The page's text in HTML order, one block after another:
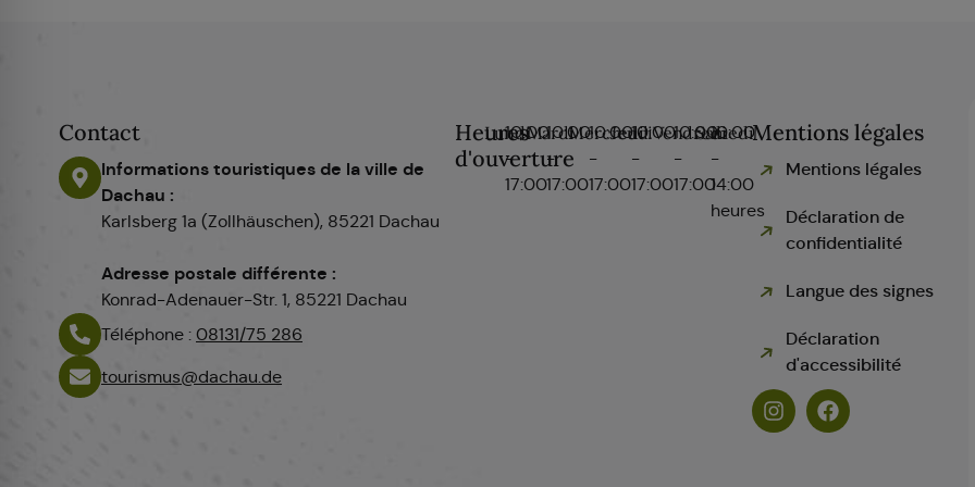
Contact
Informations touristiques de la ville de
Dachau :
Karlsberg 1a (Zollhäuschen), 85221 Dachau
Adresse postale différente :
Konrad-Adenauer-Str. 1, 85221 Dachau
Téléphone : 08131/75 286
tourismus@dachau.de
Heures
d'ouverture
Lundi
10:00
-
17:00
Mardi
10:00
-
17:00
Mercredi
10:00
-
17:00
Jeudi10:00
-
17:00
Vendredi
10:00
-
17:00
Samedi
10:00
-
14:00
heures
Mentions légales
Mentions légales
Déclaration de
confidentialité
Langue des signes
Déclaration
d'accessibilité